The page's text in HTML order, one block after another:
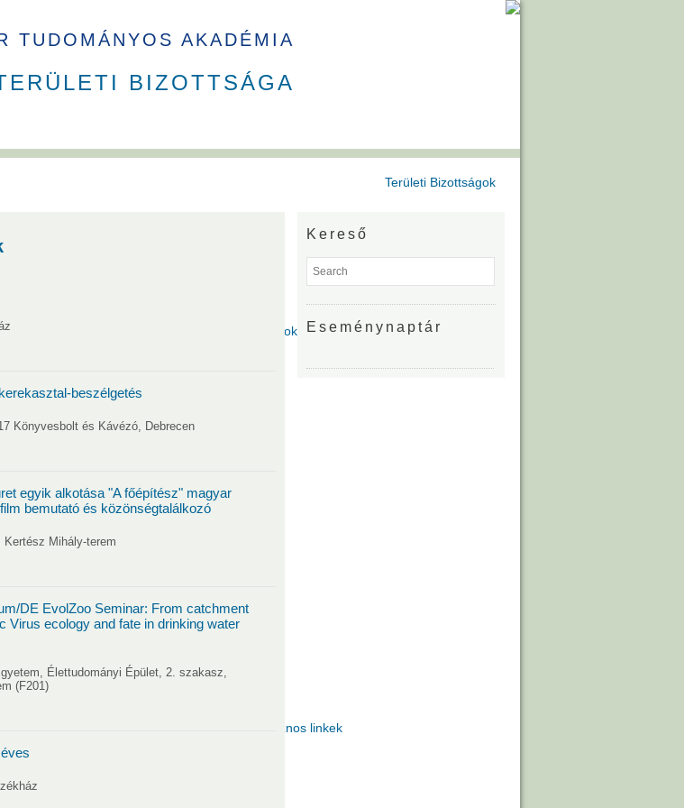
TUDOMÁNYOS AKADÉMIA
BIZOTTSÁGA
közgyűlési képviselők Szavazati jogú tagok
Hasznos linkek
Területi Bizottságok
beszélgetés
Könyvesbolt és Kávézó, Debrecen
egyik alkotása "A főépítész" magyar
bemutató és közönségtalálkozó
Mihály-terem
DE EvolZoo Seminar: From catchment
Virus ecology and fate in drinking water
Élettudományi Épület, 2. szakasz,
(F201)
Kereső
Eseménynaptár